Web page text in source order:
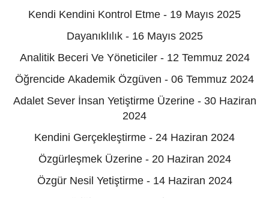
Kendi Kendini Kontrol Etme - 19 Mayıs 2025
Dayanıklılık - 16 Mayıs 2025
Analitik Beceri Ve Yöneticiler - 12 Temmuz 2024
Öğrencide Akademik Özgüven - 06 Temmuz 2024
Adalet Sever İnsan Yetiştirme Üzerine - 30 Haziran
2024
Kendini Gerçekleştirme - 24 Haziran 2024
Özgürleşmek Üzerine - 20 Haziran 2024
Özgür Nesil Yetiştirme - 14 Haziran 2024